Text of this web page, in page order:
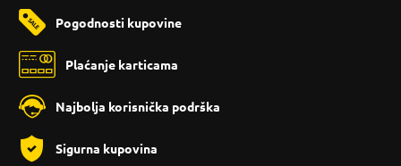
Pogodnosti kupovine
Plaćanje karticama
Najbolja korisnička podrška
Sigurna kupovina